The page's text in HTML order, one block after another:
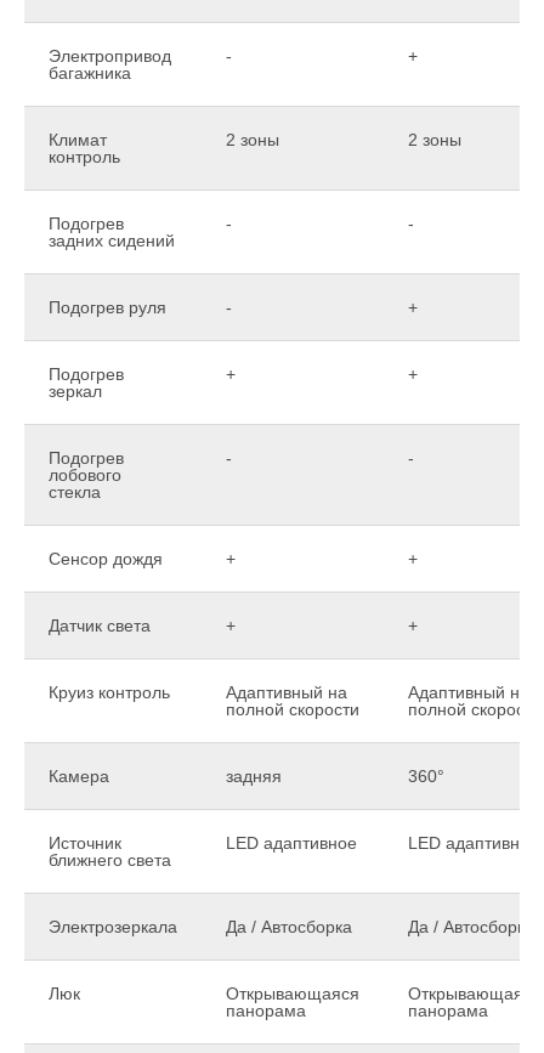
Электропривод
багажника
- +
Климат
контроль
2 зоны 2 зоны
Подогрев
задних сидений
- -
Подогрев руля - +
Подогрев
зеркал
+ +
Подогрев
лобового
стекла
- -
Сенсор дождя + +
Датчик света + +
Круиз контроль
Адаптивный на
полной скорости
Адаптивный на
полной скорости
Камера задняя 360°
Источник
ближнего света
LED адаптивное LED адаптивное
Электрозеркала Да / Автосборка Да / Автосборка
Люк
Открывающаяся
панорама
Открывающаяся
панорама